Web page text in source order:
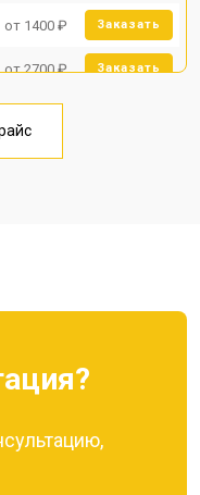
от 1400 ₽ Заказать
от 2700 ₽ Заказать
от 1750 ₽